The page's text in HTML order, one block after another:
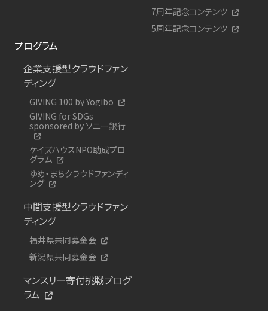
7周年記念コンテンツ
5周年記念コンテンツ
プログラム
企業支援型クラウドファン
ディング
GIVING 100 by Yogibo
GIVING for SDGs
sponsored by ソニー銀行
ケイズハウスNPO助成プロ
グラム
ゆめ・まちクラウドファンディ
ング
中間支援型クラウドファン
ディング
福井県共同募金会
新潟県共同募金会
マンスリー寄付挑戦プログ
ラム